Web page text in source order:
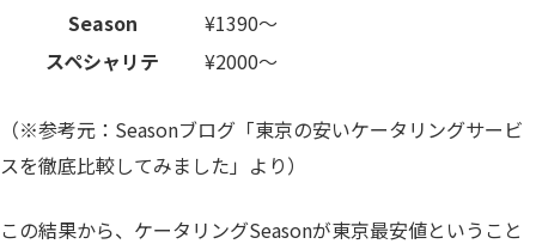
Season
¥1390〜
スペシャリテ
¥2000〜
（※参考元：Seasonブログ 「東京の安いケータリングサービ
スを徹底比較してみました」 より）
この結果から、ケータリングSeasonが東京最安値ということ